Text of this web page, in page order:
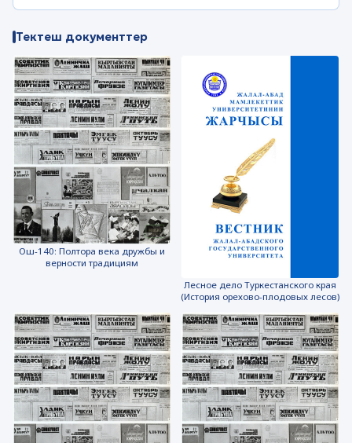
Тектеш документтер
Ош-140: Полтора века дружбы и
верности традициям
Лесное дело Туркестанского края
(История орехово-плодовых лесов)